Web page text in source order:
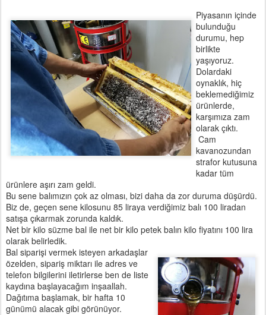
Piyasanın içinde
bulunduğu
durumu, hep
birlikte
yaşıyoruz.
Dolardaki
oynaklık, hiç
beklemediğimiz
ürünlerde,
karşımıza zam
olarak çıktı.
Cam
kavanozundan
strafor kutusuna
kadar tüm
ürünlere aşırı zam geldi.
Bu sene balımızın çok az olması, bizi daha da zor duruma düşürdü.
Biz de, geçen sene kilosunu 85 liraya verdiğimiz balı 100 liradan
satışa çıkarmak zorunda kaldık.
Net bir kilo süzme bal ile net bir kilo petek balın kilo fiyatını 100 lira
olarak belirledik.
Bal siparişi vermek isteyen arkadaşlar
özelden, sipariş miktarı ile adres ve
telefon bilgilerini iletirlerse ben de liste
kaydına başlayacağım inşaallah.
Dağıtıma başlamak, bir hafta 10
günümü alacak gibi görünüyor.